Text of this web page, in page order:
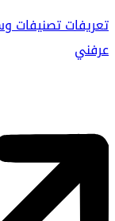
تعريفاتتصنيفات
عرفني